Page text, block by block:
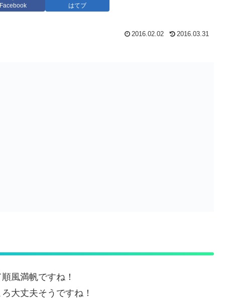
Facebook はてブ
2016.02.02 2016.03.31
風満帆ですね！
大丈夫そうですね！